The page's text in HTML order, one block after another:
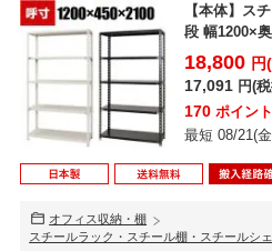
【本体】ス
段 幅1200×
18,800 円
17,091 円(
170 ポイント
最短 08/21(
オフィス収納・棚
スチールラック・スチール棚・スチールシ